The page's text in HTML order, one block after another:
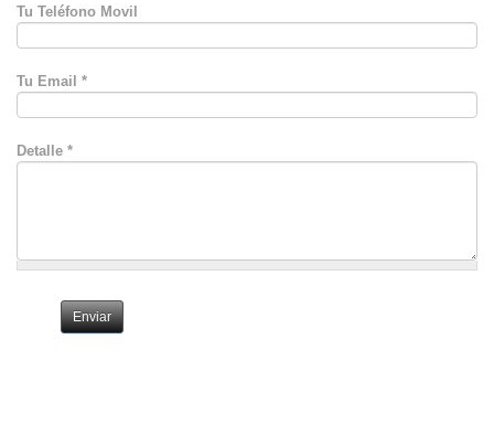
Tu Teléfono Movil
Tu Email *
Detalle *
Enviar